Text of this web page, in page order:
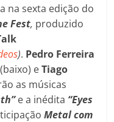
na sexta edição do
Fest, produzido
). Pedro Ferreira
(baixo) eTiago
as músicas
e a inédita “Eyes
Metal com